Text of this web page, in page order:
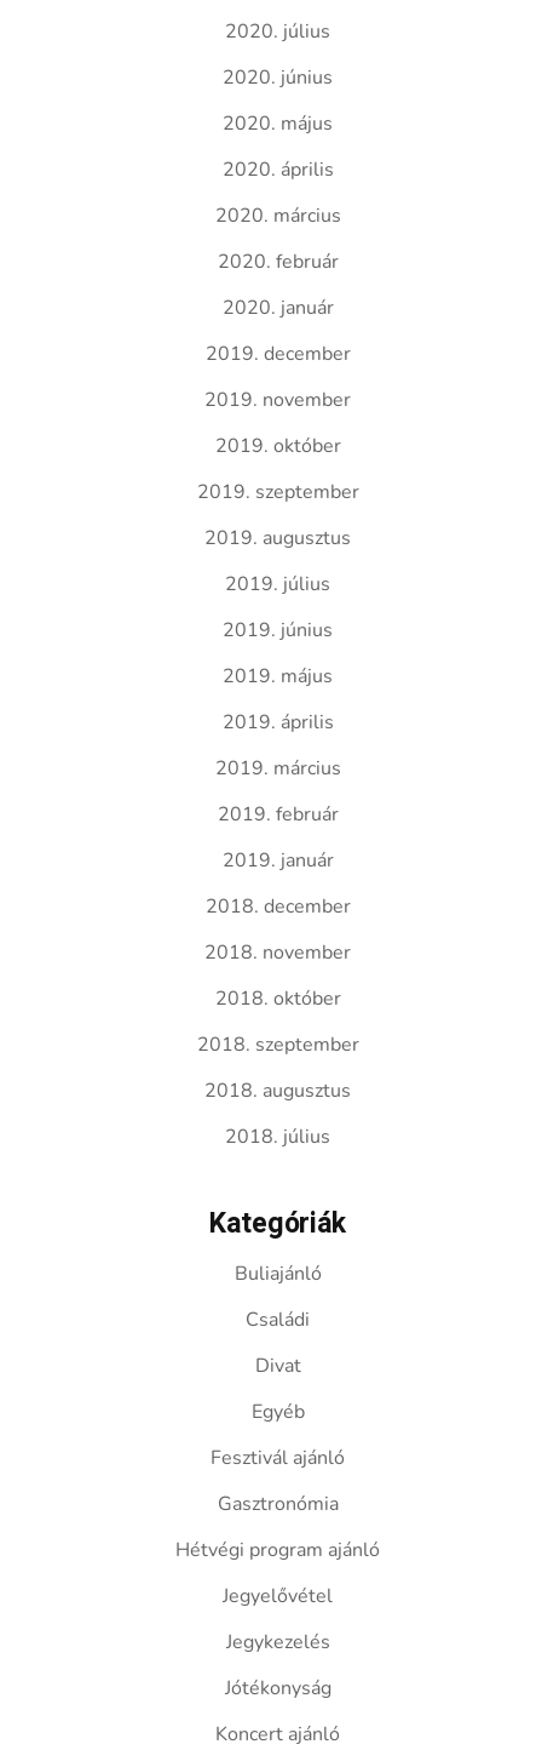
2020. július
2020. június
2020. május
2020. április
2020. március
2020. február
2020. január
2019. december
2019. november
2019. október
2019. szeptember
2019. augusztus
2019. július
2019. június
2019. május
2019. április
2019. március
2019. február
2019. január
2018. december
2018. november
2018. október
2018. szeptember
2018. augusztus
2018. július
Kategóriák
Buliajánló
Családi
Divat
Egyéb
Fesztivál ajánló
Gasztronómia
Hétvégi program ajánló
Jegyelővétel
Jegykezelés
Jótékonyság
Koncert ajánló